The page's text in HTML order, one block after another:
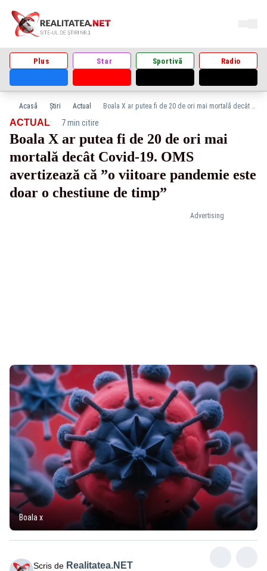
Plus Star Sportivă Radio
Acasă Știri Actual Boala X ar putea fi de 20 de ori mai mortală decât Covid-19. OMS avertizează că ”o viitoare pandemie este doar o chestiune de timp”
Advertising
ACTUAL· 7 min citire
Boala X ar putea fi de 20 de ori mai
mortală decât Covid-19. OMS
avertizează că ”o viitoare pandemie este
doar o chestiune de timp”
Boala x
Scris de Realitatea.NET